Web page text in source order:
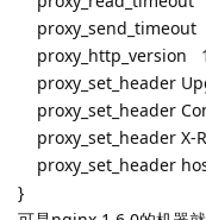
proxy_http_version
proxy_set_header
proxy_set_header
proxy_set_header X-
proxy_set_header
}